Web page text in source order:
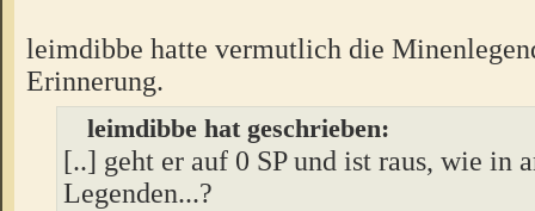
leimdibbe hatte vermutlich die
Erinnerung.
leimdibbe hat geschrieben:
[..] geht er auf 0 SP und ist raus, wie in
Legenden...?